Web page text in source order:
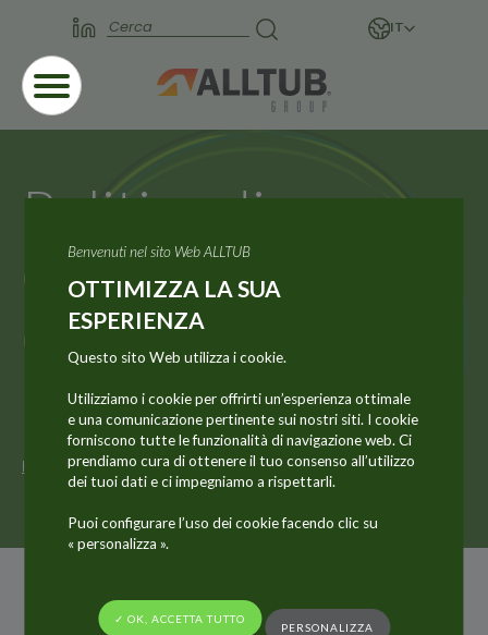
IT
Politica di
divulgazione
delle
informazioni
Homepage Investitori
Investor Relations
Politica di divulgazione delle informazioni
Content coming soon
Benvenuti nel sito Web ALLTUB
OTTIMIZZA LA SUA
ESPERIENZA
Questo sito Web utilizza i cookie.
Utilizziamo i cookie per offrirti un’esperienza ottimale
e una comunicazione pertinente sui nostri siti. I cookie
forniscono tutte le funzionalità di navigazione web. Ci
prendiamo cura di ottenere il tuo consenso all’utilizzo
dei tuoi dati e ci impegniamo a rispettarli.
Puoi configurare l’uso dei cookie facendo clic su
« personalizza ».
✓ OK, ACCETTA TUTTO
PERSONALIZZA